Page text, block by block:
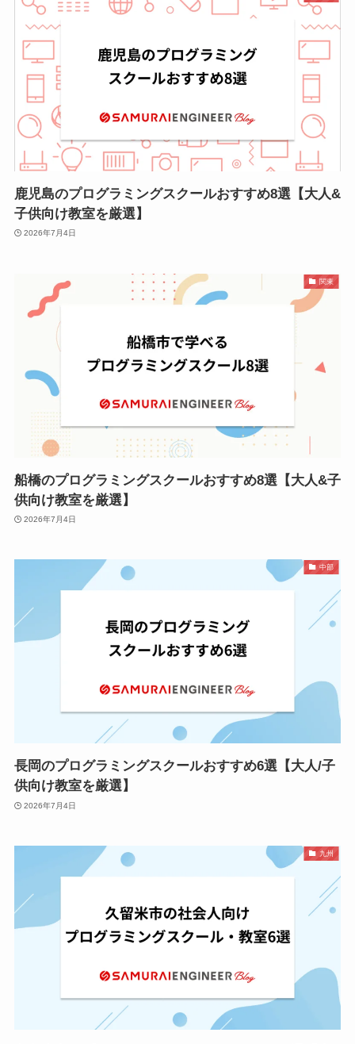
鹿児島のプログラミングスクールおすすめ8選【大人&
子供向け教室を厳選】
2026年7月4日
関東
船橋のプログラミングスクールおすすめ8選【大人&子
供向け教室を厳選】
2026年7月4日
中部
長岡のプログラミングスクールおすすめ6選【大人/子
供向け教室を厳選】
2026年7月4日
九州